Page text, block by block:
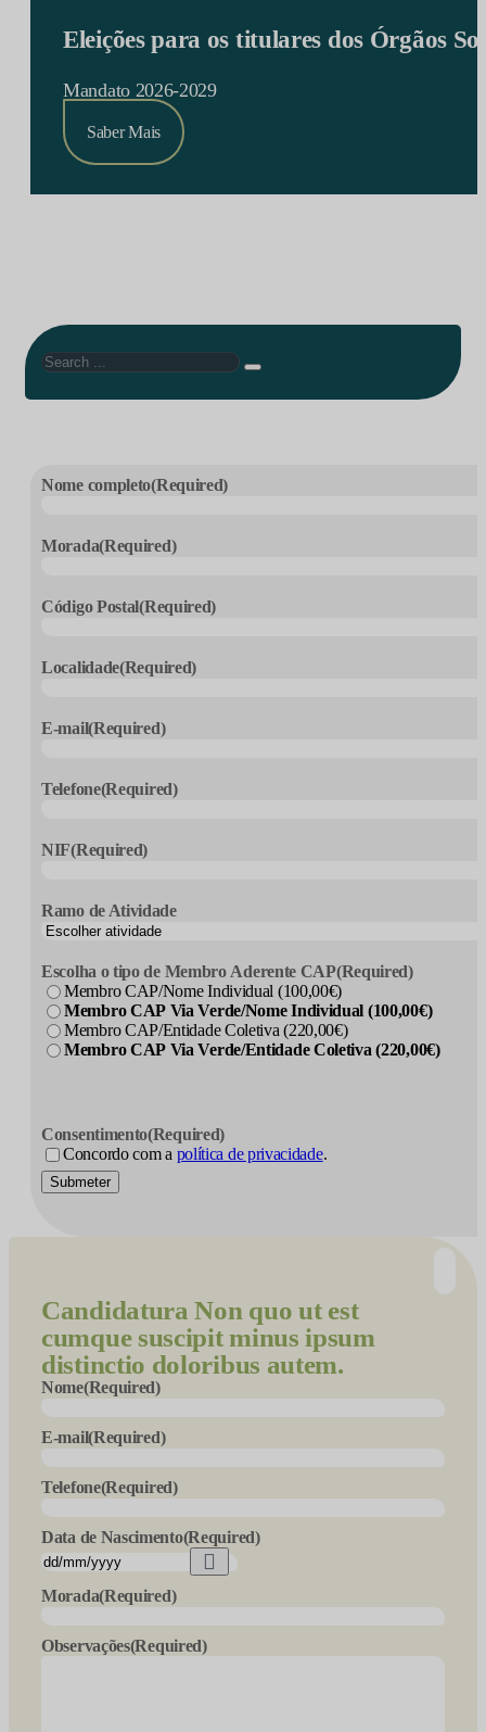
Eleições para os titulares dos Órgãos
Mandato 2026-2029
Saber Mais
Search
Nome completo(Required)
Morada(Required)
Código Postal(Required)
Localidade(Required)
E-mail(Required)
Telefone(Required)
NIF(Required)
Ramo de Atividade
Escolha o tipo de Membro Aderente CAP(Required)
Membro CAP/Nome Individual (100,00€)
Membro CAP Via Verde/Nome Individual (100,00€)
Membro CAP/Entidade Coletiva (220,00€)
Membro CAP Via Verde/Entidade Coletiva (220,00€)
Consentimento(Required)
Concordo com a política de privacidade.
Submeter
CandidaturaNon quo ut est
cumque suscipit minus ipsum
distinctio doloribus autem.
Nome(Required)
E-mail(Required)
Telefone(Required)
Data de Nascimento(Required)
Morada(Required)
Observações(Required)